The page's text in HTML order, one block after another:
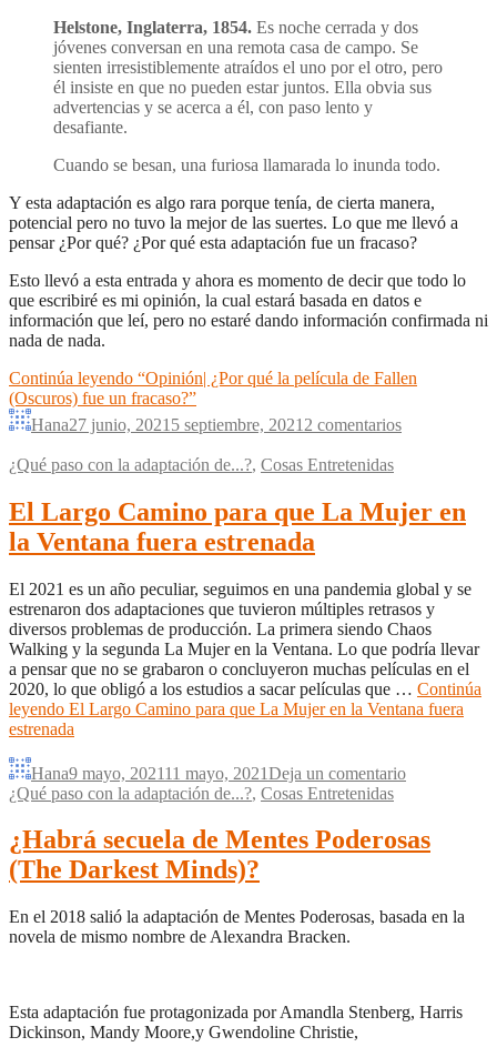
Helstone, Inglaterra, 1854. Es noche cerrada y dos
jóvenes conversan en una remota casa de campo. Se
sienten irresistiblemente atraídos el uno por el otro, pero
él insiste en que no pueden estar juntos. Ella obvia sus
advertencias y se acerca a él, con paso lento y
desafiante.
Cuando se besan, una furiosa llamarada lo inunda todo.
Y esta adaptación es algo rara porque tenía, de cierta manera,
potencial pero no tuvo la mejor de las suertes. Lo que me llevó a
pensar ¿Por qué? ¿Por qué esta adaptación fue un fracaso?
Esto llevó a esta entrada y ahora es momento de decir que todo lo
que escribiré es mi opinión, la cual estará basada en datos e
información que leí, pero no estaré dando información confirmada ni
nada de nada.
Continúa leyendo “Opinión| ¿Por qué la película de Fallen
(Oscuros) fue un fracaso?”
Hana27 junio, 2021 5 septiembre, 2021 2 comentarios
¿Qué paso con la adaptación de...?, Cosas Entretenidas
El Largo Camino para que La Mujer en
la Ventana fuera estrenada
El 2021 es un año peculiar, seguimos en una pandemia global y se
estrenaron dos adaptaciones que tuvieron múltiples retrasos y
diversos problemas de producción. La primera siendo Chaos
Walking y la segunda La Mujer en la Ventana. Lo que podría llevar
a pensar que no se grabaron o concluyeron muchas películas en el
2020, lo que obligó a los estudios a sacar películas que … Continúa
leyendo El Largo Camino para que La Mujer en la Ventana fuera
estrenada
Hana9 mayo, 202111 mayo, 2021Deja un comentario
¿Qué paso con la adaptación de...?, Cosas Entretenidas
¿Habrá secuela de Mentes Poderosas
(The Darkest Minds)?
En el 2018 salió la adaptación de Mentes Poderosas, basada en la
novela de mismo nombre de Alexandra Bracken.
Esta adaptación fue protagonizada por Amandla Stenberg, Harris
Dickinson, Mandy Moore,y Gwendoline Christie,